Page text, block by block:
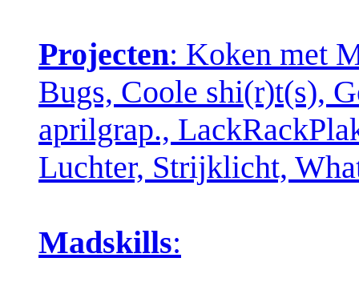
Projecten: Koken met
Bugs, Coole shi(r)t(s),
aprilgrap.,
Luchter, Strijklicht,
Madskills: